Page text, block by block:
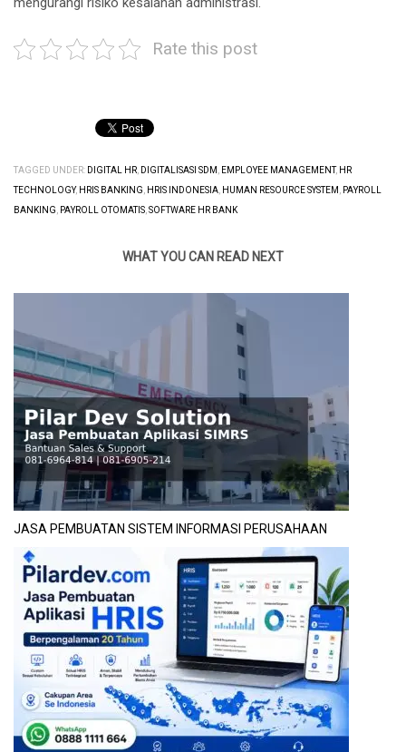
Rate this post
TAGGED UNDER: DIGITAL HR DIGITALISASI SDM EMPLOYEE MANAGEMENT, HR
TECHNOLOGY, HRIS BANKING HRIS INDONESIA HUMAN RESOURCE SYSTEM
PAYROLL
BANKING
PAYROLL OTOMATIS SOFTWARE HR BANK
WHAT YOU CAN READ NEXT
JASA PEMBUATAN SISTEM INFORMASI PERUSAHAAN